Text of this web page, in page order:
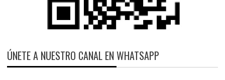
ÚNETE A NUESTRO CANAL EN WHATSAPP